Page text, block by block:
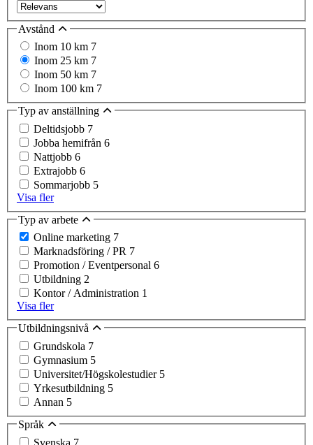
Avstånd
Inom 10 km 7
Inom 25 km 7
Inom 50 km 7
Inom 100 km 7
Typ av anställning
Deltidsjobb 7
Jobba hemifrån 6
Nattjobb 6
Extrajobb 6
Sommarjobb 5
Visa fler
Typ av arbete
Online marketing 7
Marknadsföring / PR 7
Promotion / Eventpersonal 6
Utbildning 2
Kontor / Administration 1
Visa fler
Utbildningsnivå
Grundskola 7
Gymnasium 5
Universitet/Högskolestudier 5
Yrkesutbildning 5
Annan 5
Språk
Svenska 7